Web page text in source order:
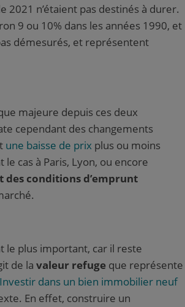
n’étaient pas destinés à durer.
9 ou 10% dans les années 1990, et
démesurés, et représentent
majeure depuis ces deux
cependant des changements
une baisse de prix plus ou moins
cas à Paris, Lyon, ou encore
des conditions d’emprunt
le plus important, car il reste
de la valeur refuge que représente
Investir dans un bien immobilier neuf
En effet, construire un